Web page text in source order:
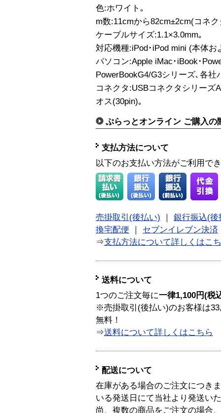
色:ホワイト｡
m数:11cmから82cm±2cm(コネ
ケーブルサイズ:1.1×3.0mm｡
対応機種:iPod･iPod mini (本体お
パソコン:Apple iMac･iBook･
PowerBookG4/G3シリーズ､各社
コネクタ:USBコネクタシリーズ
オス(30pin)｡
ぷらっとオンライン ご購入の
支払方法について
以下のお支払い方法がご利用で
売掛取引(後払い)
銀行振込(後
換宅配便
セブンイレブン決済
⇒支払方法について詳しくはこ
送料について
1つのご注文毎に一律1,100円(税
※売掛取引(後払い)のお客様は
無料！
⇒送料について詳しくはこちら
配送について
在庫がある場合のご注文につき
いる発送日にて当社より発送い
尚、複数の商品をご注文の場合